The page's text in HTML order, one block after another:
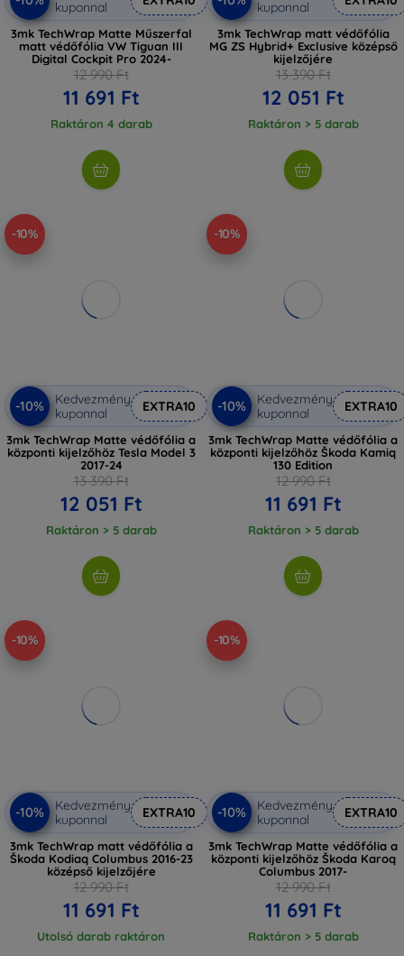
kuponnal
3mk TechWrap Matte Műszerfal
matt védőfólia VW Tiguan III
Digital Cockpit Pro 2024-
12 990 Ft
11 691 Ft
Raktáron 4 darab
kuponnal
3mk TechWrap matt védőfólia
MG ZS Hybrid+ Exclusive középső
kijelzőjére
13 390 Ft
12 051 Ft
Raktáron > 5 darab
-10%
-10%
Kedvezmény
kuponnal
EXTRA10
3mk TechWrap Matte védőfólia a
központi kijelzőhöz Tesla Model 3
2017-24
13 390 Ft
12 051 Ft
Raktáron > 5 darab
-10%
-10%
Kedvezmény
kuponnal
EXTRA10
3mk TechWrap Matte védőfólia a
központi kijelzőhöz Škoda Kamiq
130 Edition
12 990 Ft
11 691 Ft
Raktáron > 5 darab
-10%
-10%
Kedvezmény
kuponnal
EXTRA10
3mk TechWrap matt védőfólia a
Škoda Kodiaq Columbus 2016-23
középső kijelzőjére
12 990 Ft
11 691 Ft
Utolsó darab raktáron
-10%
-10%
Kedvezmény
kuponnal
EXTRA10
3mk TechWrap Matte védőfólia a
központi kijelzőhöz Škoda Karoq
Columbus 2017-
12 990 Ft
11 691 Ft
Raktáron > 5 darab